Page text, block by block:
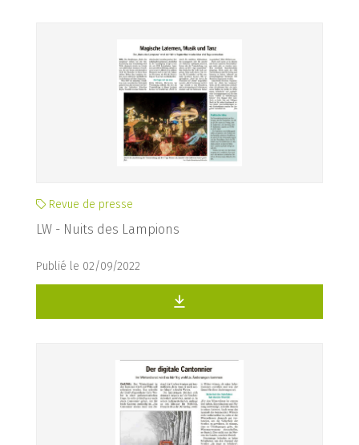
Revue de presse
LW - Nuits des Lampions
Publié le 02/09/2022